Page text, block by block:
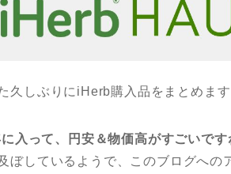
久しぶりにiHerb購入品をまとめま
入って、円安＆物価高がすごいです
ぼしているようで、このブログへ